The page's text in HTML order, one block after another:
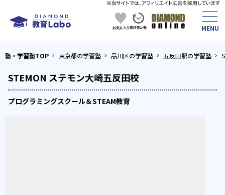
塾・学習塾TOP 東京都の学習塾 品川区の学習塾 五反田駅の学習塾
STEMON ステモン大崎五反田校
プログラミングスクール＆STEAM教育